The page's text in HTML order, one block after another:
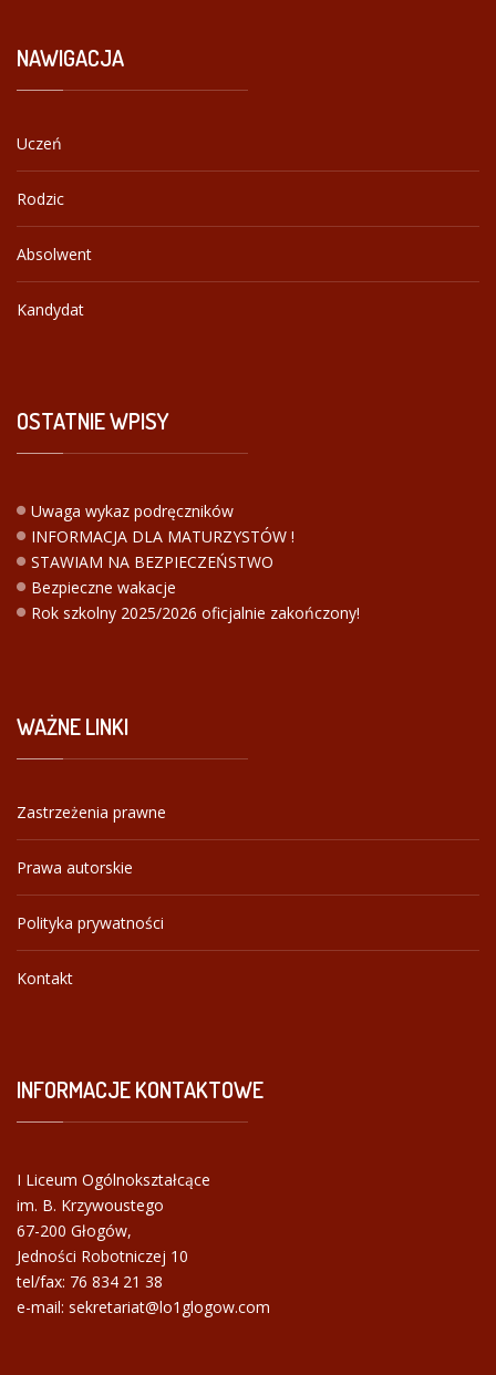
NAWIGACJA
Uczeń
Rodzic
Absolwent
Kandydat
OSTATNIEWPISY
Uwaga wykaz podręczników
INFORMACJA DLA MATURZYSTÓW !
STAWIAM NA BEZPIECZEŃSTWO
Bezpieczne wakacje
Rok szkolny 2025/2026 oficjalnie zakończony!
WAŻNELINKI
Zastrzeżenia prawne
Prawa autorskie
Polityka prywatności
Kontakt
INFORMACJEKONTAKTOWE
I Liceum Ogólnokształcące
im. B. Krzywoustego
67-200 Głogów,
Jedności Robotniczej 10
tel/fax: 76 834 21 38
e-mail: sekretariat@lo1glogow.com